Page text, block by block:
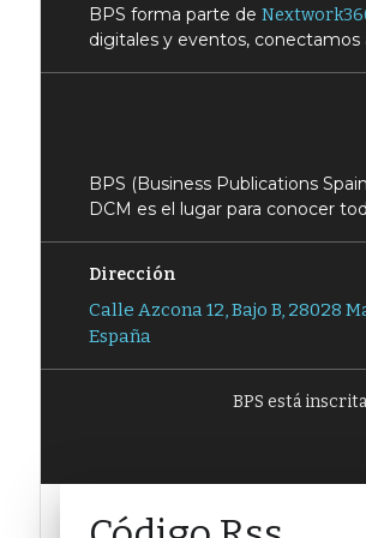
BPS forma parte de
digitales y eventos, conectamos
BPS (Business Publications
DCM es el lugar para conocer
Dirección
Calle Azcona 12, Bajo B, 28028
España
BPS está